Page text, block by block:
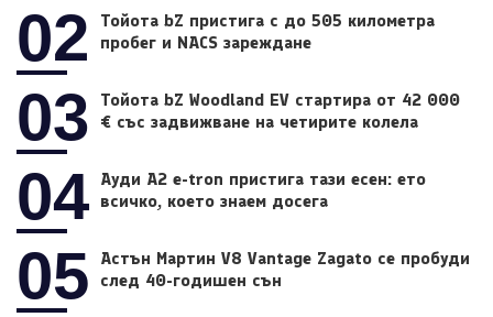
02
Тойота bZ пристига с до 505 километра
пробег и NACS зареждане
03
Тойота bZ Woodland EV стартира от 42 000
€ със задвижване на четирите колела
04 Ауди A2 e-tron пристига тази есен: ето
всичко, което знаем досега
05
Астън Мартин V8 Vantage Zagato се пробуди
след 40-годишен сън